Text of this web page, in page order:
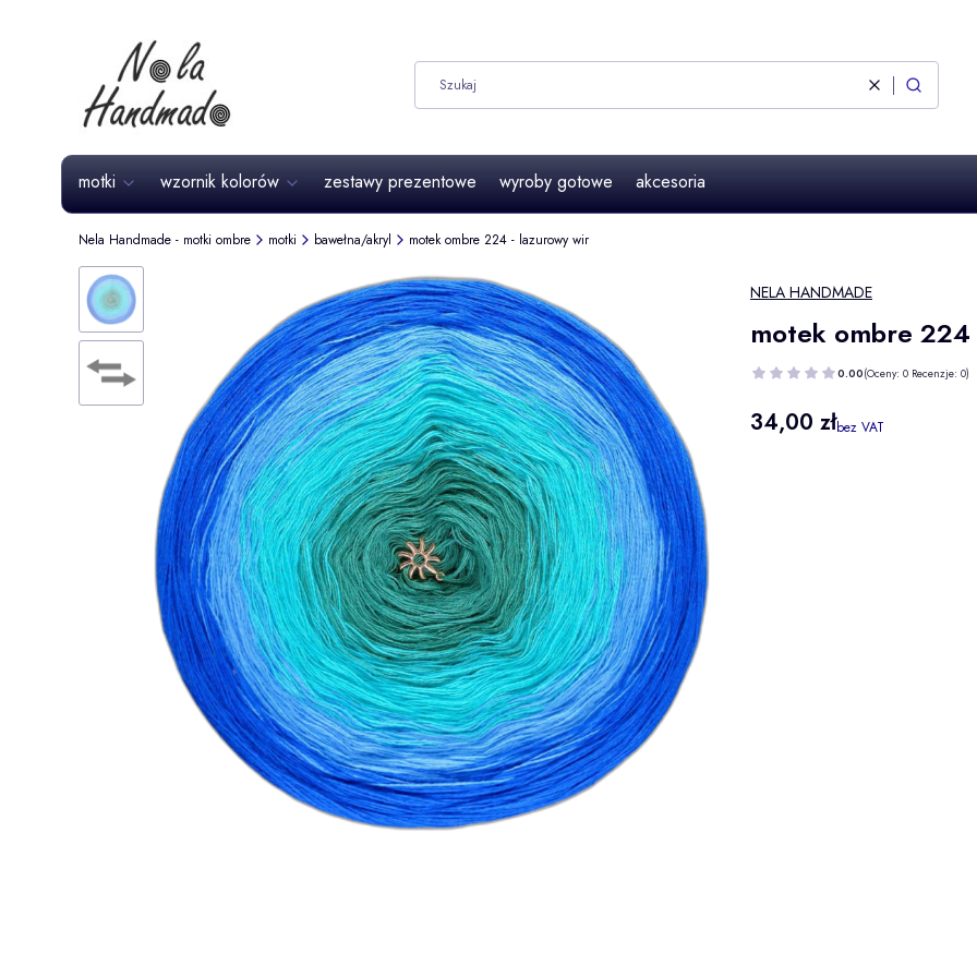
WyczyśćSzukaj
motki wzornik kolorów zestawy prezentowe wyroby gotowe akcesoria
Nela Handmade - motki ombre motki bawełna/akryl motek ombre 224 - lazurowy wir
NELA HANDMADE
motek ombre
0.00(Oceny: 0 Recenzje: 0)
Cena
34,00 złbez VAT